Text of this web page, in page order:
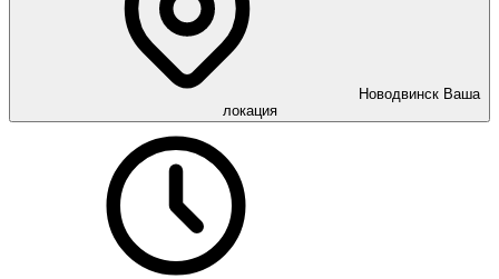
Новодвинск Ваша
локация